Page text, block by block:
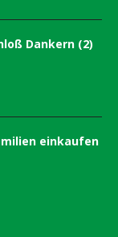
Dankern (2)
einkaufen